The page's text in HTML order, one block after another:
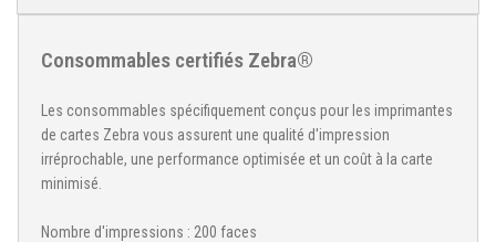
Consommables certifiés Zebra®
Les consommables spécifiquement conçus pour les imprimantes
de cartes Zebra vous assurent une qualité d'impression
irréprochable, une performance optimisée et un coût à la carte
minimisé.
Nombre d'impressions : 200 faces